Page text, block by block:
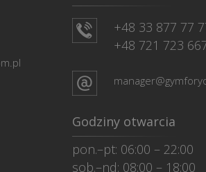
+48 33 877 77
+48 721 723
Godziny otwarcia
pon.–pt: 06:00 – 22:00
sob.–nd: 08:00 – 18:00